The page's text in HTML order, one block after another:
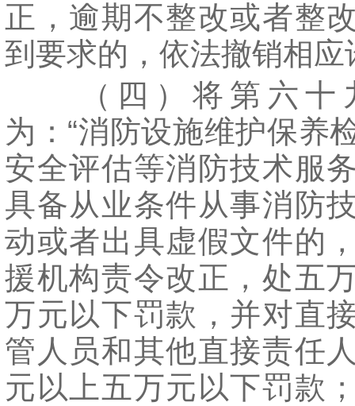
正，逾期不整改或者整
到要求的，依法撤销相应
（四）将第六十
为：“消防设施维护保养
安全评估等消防技术服
具备从业条件从事消防
动或者出具虚假文件的
援机构责令改正，处五
万元以下罚款，并对直
管人员和其他直接责任
元以上五万元以下罚款